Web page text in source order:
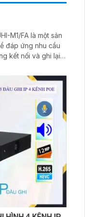
M1/FA là một sản
đáp ứng nhu cầu
năng quản lý và
vệ